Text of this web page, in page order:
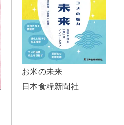
お米の未来
日本食糧新聞社